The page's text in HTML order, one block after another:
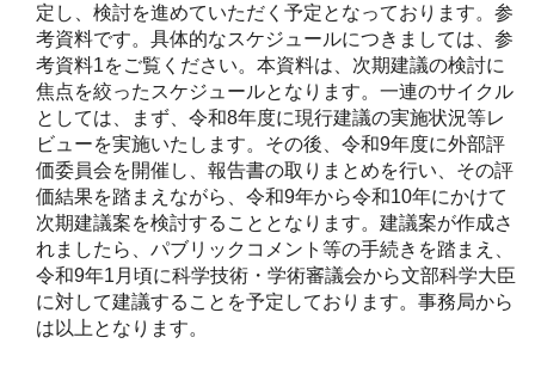
定し、検討を進めていただく予定となっております。参
考資料です。具体的なスケジュールにつきましては、参
考資料1をご覧ください。本資料は、次期建議の検討に
焦点を絞ったスケジュールとなります。一連のサイクル
としては、まず、令和8年度に現行建議の実施状況等レ
ビューを実施いたします。その後、令和9年度に外部評
価委員会を開催し、報告書の取りまとめを行い、その評
価結果を踏まえながら、令和9年から令和10年にかけて
次期建議案を検討することとなります。建議案が作成さ
れましたら、パブリックコメント等の手続きを踏まえ、
令和9年1月頃に科学技術・学術審議会から文部科学大臣
に対して建議することを予定しております。事務局から
は以上となります。